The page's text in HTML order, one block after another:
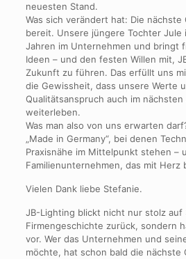
neuesten Stand.
Was sich verändert hat: Die
bereit. Unsere jüngere Tochter
Jahren im Unternehmen und bringt
Ideen – und den festen Willen mit,
Zukunft zu führen. Das erfüllt uns
die Gewissheit, dass unsere Werte
Qualitätsanspruch auch im
weiterleben.
Was man also von uns erwarten
„Made in Germany“, bei denen
Praxisnähe im Mittelpunkt stehen –
Familienunternehmen, das mit Herz
Vielen Dank liebe Stefanie.
JB-Lighting blickt nicht nur stolz auf
Firmengeschichte zurück, sondern
vor. Wer das Unternehmen und
möchte, hat schon bald die nächste